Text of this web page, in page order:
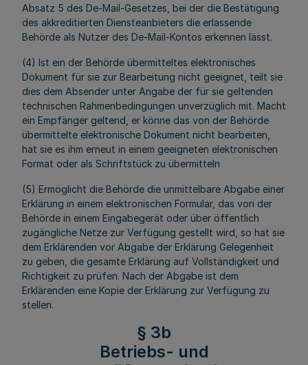
Absatz 5 des De-Mail-Gesetzes, bei der die Bestätigung
des akkreditierten Diensteanbieters die erlassende
Behörde als Nutzer des De-Mail-Kontos erkennen lässt.
(4) Ist ein der Behörde übermitteltes elektronisches
Dokument für sie zur Bearbeitung nicht geeignet, teilt sie
dies dem Absender unter Angabe der für sie geltenden
technischen Rahmenbedingungen unverzüglich mit. Macht
ein Empfänger geltend, er könne das von der Behörde
übermittelte elektronische Dokument nicht bearbeiten,
hat sie es ihm erneut in einem geeigneten elektronischen
Format oder als Schriftstück zu übermitteln
(5) Ermöglicht die Behörde die unmittelbare Abgabe einer
Erklärung in einem elektronischen Formular, das von der
Behörde in einem Eingabegerät oder über öffentlich
zugängliche Netze zur Verfügung gestellt wird, so hat sie
dem Erklärenden vor Abgabe der Erklärung Gelegenheit
zu geben, die gesamte Erklärung auf Vollständigkeit und
Richtigkeit zu prüfen. Nach der Abgabe ist dem
Erklärenden eine Kopie der Erklärung zur Verfügung zu
stellen.
§ 3b
Betriebs- und